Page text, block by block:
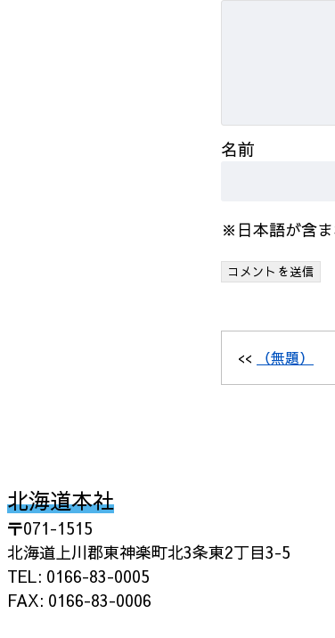
名前
※日本語が含ま
<< （無題）
北海道本社
〒071-1515
北海道上川郡東神楽町北3条東2丁目3-5
TEL: 0166-83-0005
FAX: 0166-83-0006